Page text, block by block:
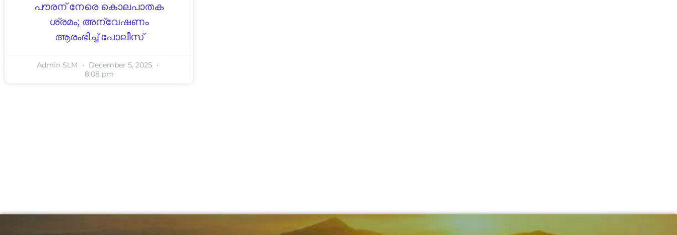
പൗരന് നേരെ കൊലപാതക
ശ്രമം; അന്വേഷണം
ആരംഭിച്ച് പോലീസ്
Admin SLM
December 5, 2025
8:08 pm